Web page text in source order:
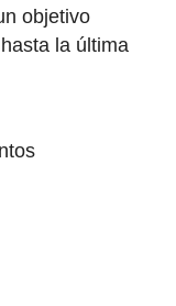
objetivo
la última